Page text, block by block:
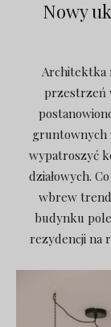
Nowy
Architektka
przestrzeń
gruntownych
wypatroszyć
działowych.
wbrew
budynku
rezydencji na